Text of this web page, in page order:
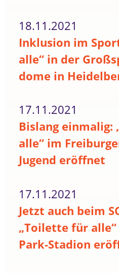
18.11.2021
Inklusion im
alle“ in der
dome in
17.11.2021
Bislang
alle“ im
Jugend eröffnet
17.11.2021
Jetzt auch beim
„Toilette für
Park-Stadion